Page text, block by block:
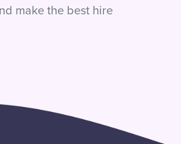
make the best hire